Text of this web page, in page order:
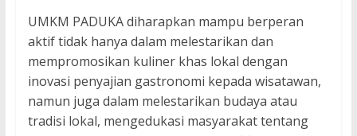
UMKM PADUKA diharapkan mampu berperan
aktif tidak hanya dalam melestarikan dan
mempromosikan kuliner khas lokal dengan
inovasi penyajian gastronomi kepada wisatawan,
namun juga dalam melestarikan budaya atau
tradisi lokal, mengedukasi masyarakat tentang